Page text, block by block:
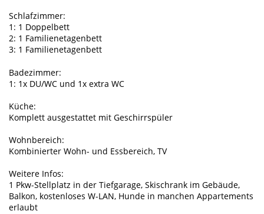
Schlafzimmer:
1: 1 Doppelbett
2: 1 Familienetagenbett
3: 1 Familienetagenbett
Badezimmer:
1: 1x DU/WC und 1x extra WC
Küche:
Komplett ausgestattet mit Geschirrspüler
Wohnbereich:
Kombinierter Wohn- und Essbereich, TV
Weitere Infos:
1 Pkw-Stellplatz in der Tiefgarage, Skischrank im Gebäude,
Balkon, kostenloses W-LAN, Hunde in manchen Appartements
erlaubt